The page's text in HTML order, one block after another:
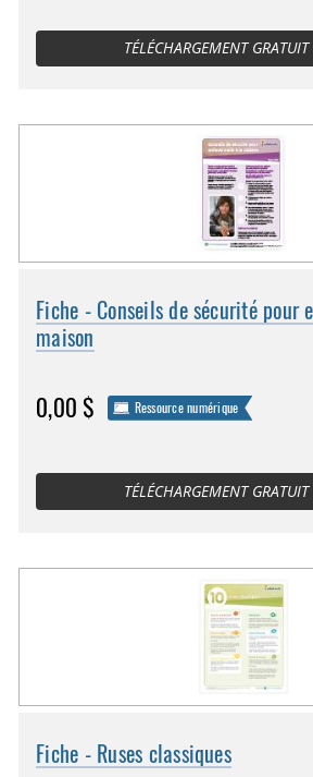
TÉLÉCHARGEMENT
Fiche - Conseils de sécurité pour
maison
0,00 $ Ressource numérique
TÉLÉCHARGEMENT
Fiche - Ruses classiques